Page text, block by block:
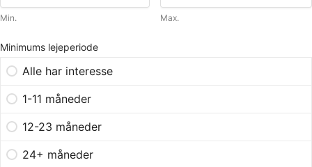
Min. Max.
Minimums lejeperiode
Alle har interesse
1-11 måneder
12-23 måneder
24+ måneder